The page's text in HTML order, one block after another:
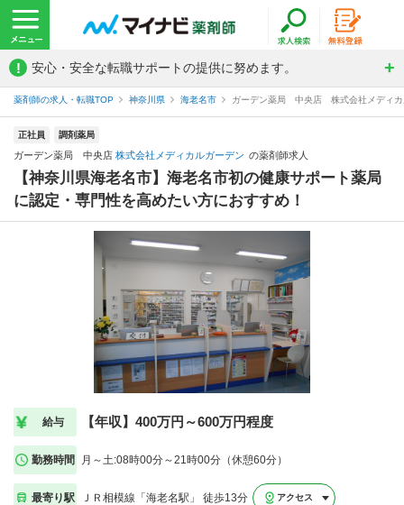
! 安心・安全な転職サポートの提供に努めます。
薬剤師の求人・転職TOP 神奈川県 海老名市 ガーデン薬局 中央店 株式会社メディカ
正社員 調剤薬局
ガーデン薬局 中央店 株式会社メディカルガーデン の薬剤師求人
【神奈川県海老名市】海老名市初の健康サポート薬局
に認定・専門性を高めたい方におすすめ！
給与 【年収】400万円～600万円程度
勤務時間 月～土:08時00分～21時00分（休憩60分）
最寄り駅 ＪＲ相模線「海老名駅」 徒歩13分 アクセス